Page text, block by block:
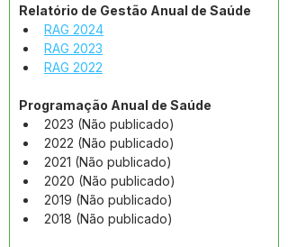
Relatório de Gestão Anual de Saúde
RAG 2024
RAG 2023
RAG 2022
Programação Anual de Saúde
2023 (Não publicado)
2022 (Não publicado)
2021 (Não publicado)
2020 (Não publicado)
2019 (Não publicado)
2018 (Não publicado)